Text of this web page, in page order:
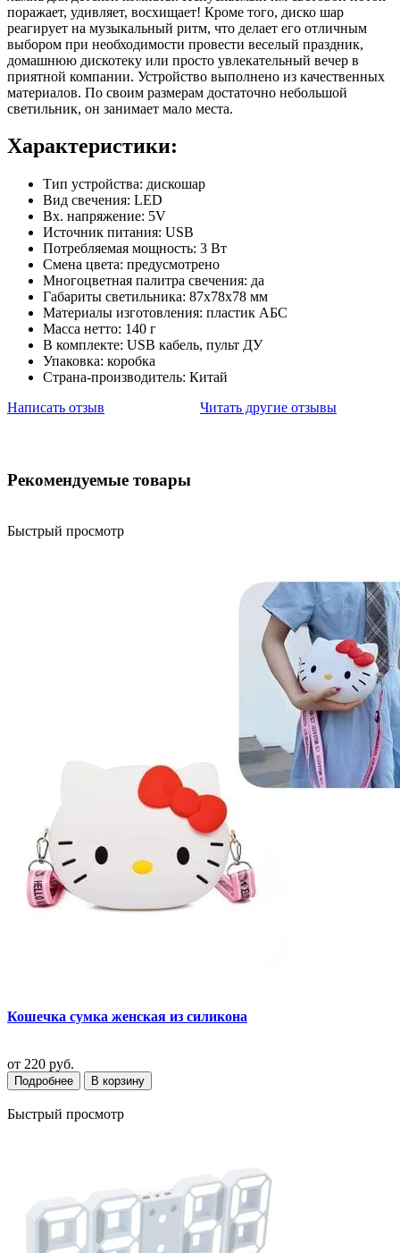
поражает, удивляет, восхищает! Кроме того, диско шар
реагирует на музыкальный ритм, что делает его отличным
выбором при необходимости провести веселый праздник,
домашнюю дискотеку или просто увлекательный вечер в
приятной компании. Устройство выполнено из качественных
материалов. По своим размерам достаточно небольшой
светильник, он занимает мало места.
Характеристики:
Тип устройства: дискошар
Вид свечения: LED
Вх. напряжение: 5V
Источник питания: USB
Потребляемая мощность: 3 Вт
Смена цвета: предусмотрено
Многоцветная палитра свечения: да
Габариты светильника: 87х78х78 мм
Материалы изготовления: пластик АБС
Масса нетто: 140 г
В комплекте: USB кабель, пульт ДУ
Упаковка: коробка
Страна-производитель: Китай
Написать отзыв
Читать другие отзывы
Рекомендуемые товары
Быстрый просмотр
Кошечка сумка женская из силикона
от 220 руб.
Подробнее В корзину
Быстрый просмотр